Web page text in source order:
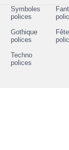
Symboles
polices
Gothique
polices
Techno
polices